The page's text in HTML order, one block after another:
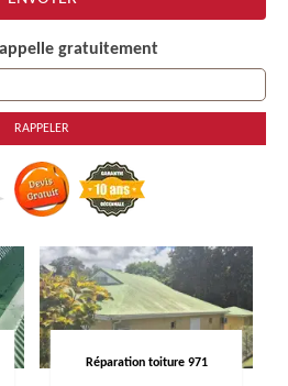
gratuitement
Réparation toiture 971